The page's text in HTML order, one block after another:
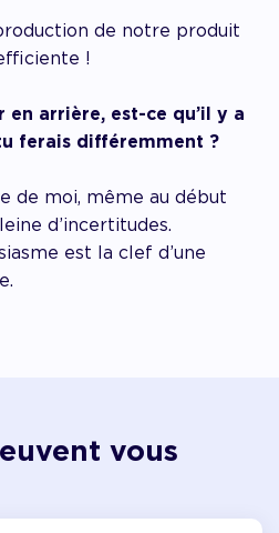
de notre produit
!
arrière, est-ce qu’il y a
ferais différemment ?
de moi, même au début
d’incertitudes.
est la clef d’une
vous